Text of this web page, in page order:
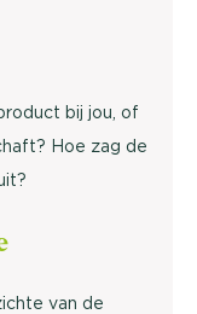
bij jou, of
Hoe zag de
van de